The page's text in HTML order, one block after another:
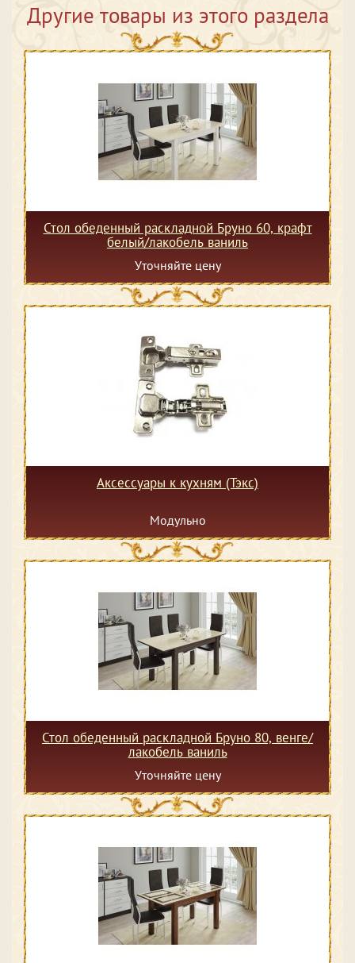
Другие товары из этого раздела
Стол обеденный раскладной Бруно 60, крафт
белый/лакобель ваниль
Уточняйте цену
Аксессуары к кухням (Тэкс)
Модульно
Стол обеденный раскладной Бруно 80, венге/
лакобель ваниль
Уточняйте цену